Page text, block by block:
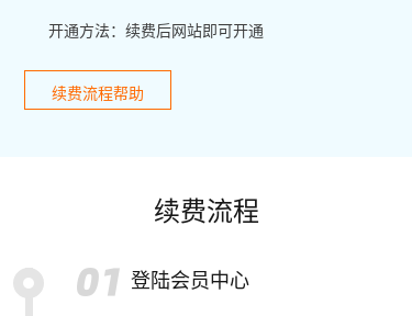
开通方法：续费后网站即可开通
续费流程帮助
续费流程
登陆会员中心